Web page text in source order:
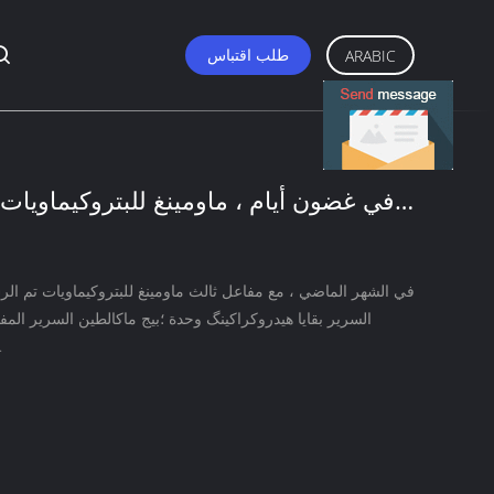
طلب اقتباس ARABIC
في غضون أيام ، ماومينغ للبتروكيماويات
في الشهر الماضي ، مع مفاعل ثالث ماومينغ للبتروكيماويات تم
السرير بقايا هيدروكراكينگ وحدة ؛بيج ماكالطين السرير